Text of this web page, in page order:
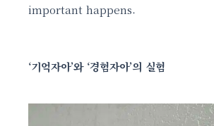
important happens.
‘기억자아’와 ‘경험자아’의 실험